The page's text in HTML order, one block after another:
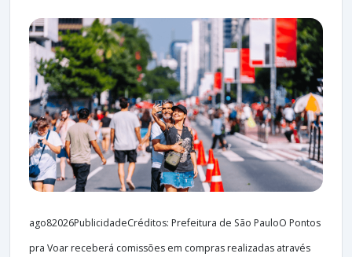
ago82026PublicidadeCréditos: Prefeitura de São PauloO Pontos
pra Voar receberá comissões em compras realizadas através